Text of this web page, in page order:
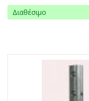
Διαθέσιμο